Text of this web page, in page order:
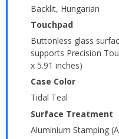
Backlit, Hungarian
Touchpad
Buttonless glass
supports Precision
x 5.91 inches)
Case Color
Tidal Teal
Surface Treatment
Aluminium Stamping